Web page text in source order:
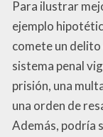
Para ilustrar
ejemplo
comete un delito
sistema penal
prisión, una
una orden de
Además, podría